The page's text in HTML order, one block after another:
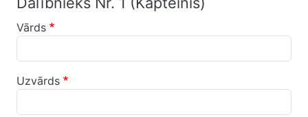
Vārds
Uzvārds